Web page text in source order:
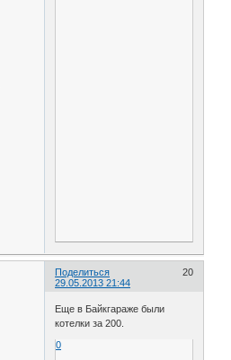
Поделиться
20
29.05.2013 21:44
Еще в Байкгараже были
котелки за 200.
0